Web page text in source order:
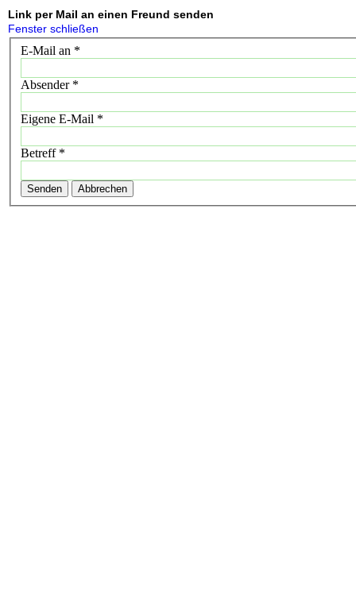
Link per Mail an einen Freund senden
Fenster schließen
E-Mail an *
Absender*
Eigene E-Mail *
Betreff*
Senden Abbrechen